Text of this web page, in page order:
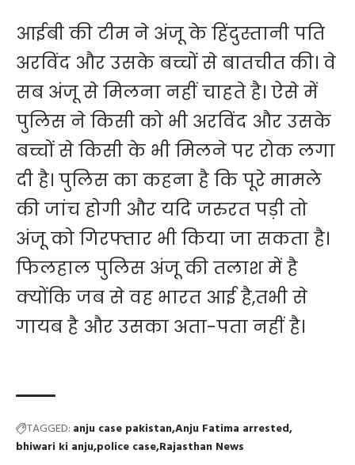
आईबी की टीम ने अंजू के हिंदुस्तानी पति
अरविंद और उसके बच्चों से बातचीत की। वे
सब अंजू से मिलना नहीं चाहते है। ऐसे में
पुलिस ने किसी को भी अरविंद और उसके
बच्चों से किसी के भी मिलने पर रोक लगा
दी है। पुलिस का कहना है कि पूरे मामले
की जांच होगी और यदि जरुरत पड़ी तो
अंजू को गिरफ्तार भी किया जा सकता है।
फिलहाल पुलिस अंजू की तलाश में है
क्योंकि जब से वह भारत आई है,तभी से
गायब है और उसका अता-पता नहीं है।
TAGGED: anju case pakistanAnju Fatima arrested
bhiwari ki anju police case Rajasthan News